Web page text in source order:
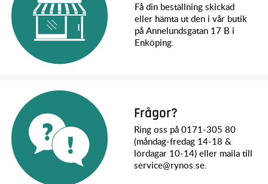
Få din beställning skickad
eller hämta ut den i vår butik
på Annelundsgatan 17 B i
Enköping.
Frågor?
Ring oss på 0171-305 80
(måndag-fredag 14-18 &
lördagar 10-14) eller maila till
service@rynos.se.